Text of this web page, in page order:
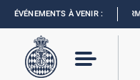
ÉVÉNEMENTS À VENIR :
FORMULA 1 LOUIS